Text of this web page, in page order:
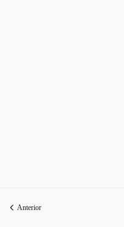
Anterior